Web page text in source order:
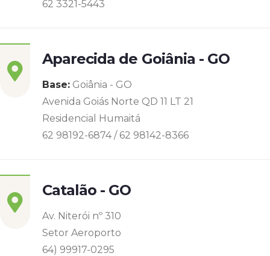
62 3321-5443
Aparecida de Goiânia - GO
Base: Goiânia - GO
Avenida Goiás Norte QD 11 LT 21
Residencial Humaitá
62 98192-6874 / 62 98142-8366
Catalão - GO
Av. Niterói nº 310
Setor Aeroporto
64) 99917-0295